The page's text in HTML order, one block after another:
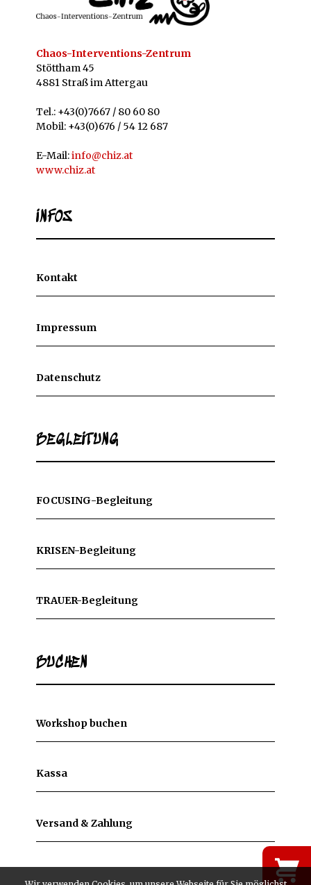
Chaos-Interventions-Zentrum
Stöttham 45
4881 Straß im Attergau
Tel.: +43(0)7667 / 80 60 80
Mobil: +43(0)676 / 54 12 687
E-Mail:info@chiz.at
www.chiz.at
INFOS
Kontakt
Impressum
Datenschutz
BEGLEITUNG
FOCUSING-Begleitung
KRISEN-Begleitung
TRAUER-Begleitung
BUCHEN
Workshop buchen
Kassa
Versand & Zahlung